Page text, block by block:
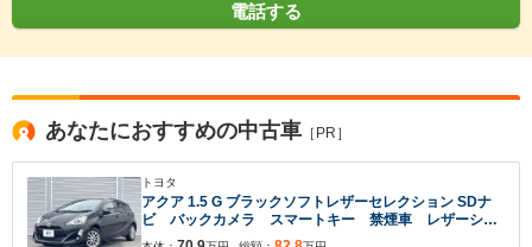
電話する
あなたにおすすめの中古車 ［PR］
トヨタ
アクア 1.5 G ブラックソフトレザーセレクション SDナ
ビ バックカメラ スマートキー 禁煙車 レザーシー
ト ドラレコ LEDヘッド ETC クルコン オートラ